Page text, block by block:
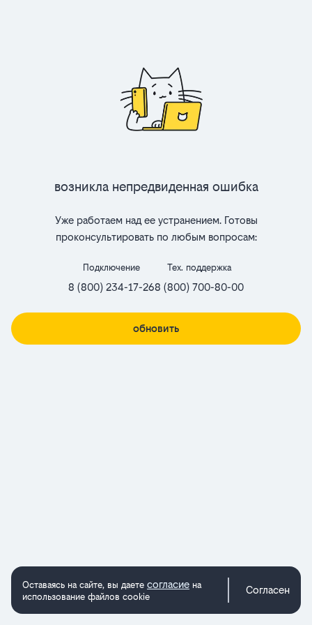
Возникла непредвиденная ошибка
Уже работаем над ее устранением. Готовы
проконсультировать по любым вопросам:
Подключение
8 (800) 234-17-26
Тех. поддержка
8 (800) 700-80-00
обновить
Оставаясь на сайте, вы даете согласие на
использование файлов cookie
Согласен